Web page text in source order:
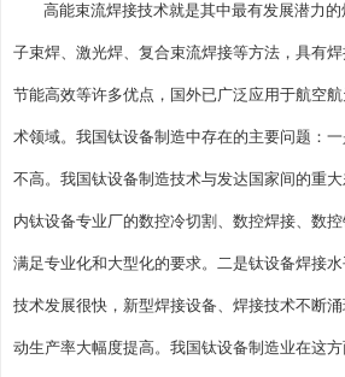
高能束流焊接技术就是其中最有发展潜力
子束焊、激光焊、复合束流焊接等方法，具有
节能高效等许多优点，国外已广泛应用于航空
术领域。我国钛设备制造中存在的主要问题：
不高。我国钛设备制造技术与发达国家间的重
内钛设备专业厂的数控冷切割、数控焊接、数
满足专业化和大型化的要求。二是钛设备焊接
技术发展很快，新型焊接设备、焊接技术不断
动生产率大幅度提高。我国钛设备制造业在这